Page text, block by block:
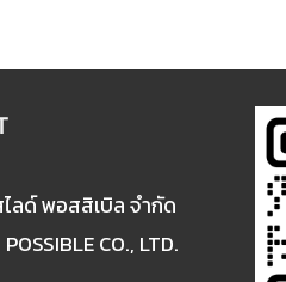
ลด์ พอสสิเบิล จำกัด
CO., LTD.